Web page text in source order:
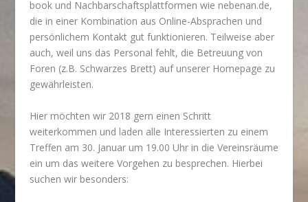
book und Nachbar­schaftsplattformen wie nebenan.de,
die in einer Kombination aus Online-Absprachen und
persönlichem Kontakt gut funktionieren. Teilweise aber
auch, weil uns das Personal fehlt, die Betreuung von
Foren (z.B. Schwarzes Brett) auf unserer Homepage zu
gewährleisten.
Hier möchten wir 2018 gern einen Schritt
weiterkommen und laden alle Interessierten zu einem
Treffen am 30. Januar um 19.00 Uhr in die Vereinsräume
ein um das weitere Vorgehen zu besprechen. Hierbei
suchen wir besonders: